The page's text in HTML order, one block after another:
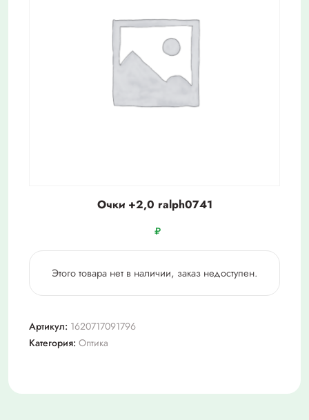
Очки +2,0 ralph0741
₽
Этого товара нет в наличии, заказ недоступен.
Артикул: 1620717091796
Категория: Оптика